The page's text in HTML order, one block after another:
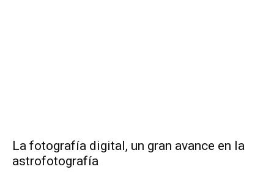
La fotografía digital, un gran avance en la
astrofotografía